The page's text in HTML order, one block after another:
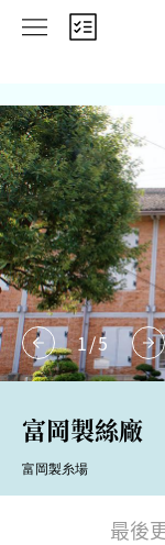
1/5
富岡製絲廠
富岡製糸場
最後